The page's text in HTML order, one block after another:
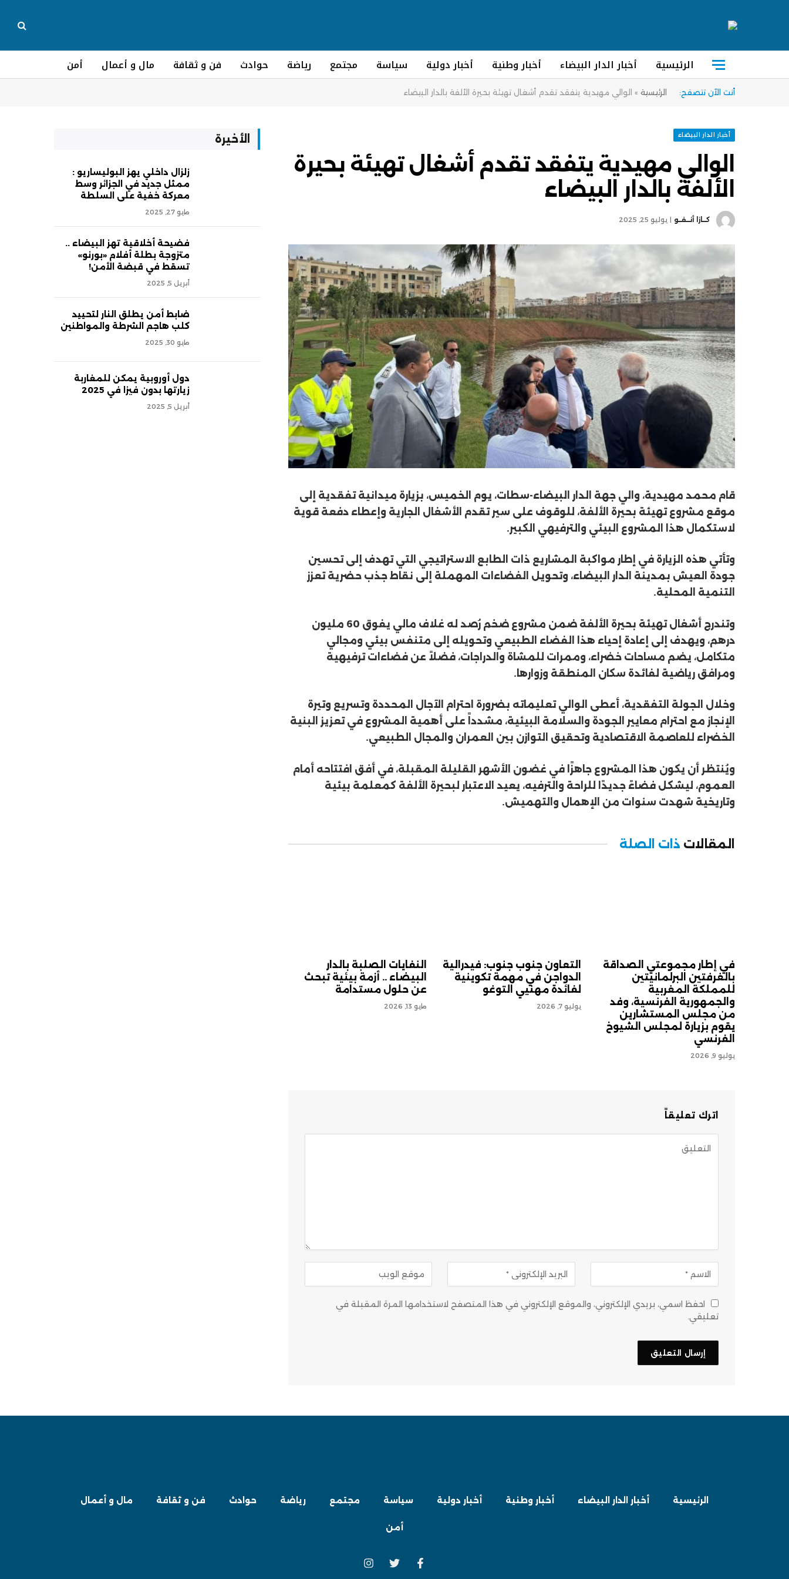
الرئيسية أخبار الدار البيضاء أخبار وطنية أخبار دولية سياسة مجتمع رياضة حوادث فن و ثقافة مال و أعمال أمن
أنت الآن تتصفح: الرئيسية » الوالي مهيدية يتفقد تقدم أشغال تهيئة بحيرة الألفة بالدار البيضاء
أخبار الدار البيضاء
الوالي مهيدية يتفقد تقدم أشغال تهيئة بحيرة
الألفة بالدار البيضاء
كــازا أنــفــو يوليو 25, 2025
قام محمد مهيدية، والي جهة الدار البيضاء-سطات، يوم الخميس، بزيارة ميدانية تفقدية إلى
موقع مشروع تهيئة بحيرة الألفة، للوقوف على سير تقدم الأشغال الجارية وإعطاء دفعة قوية
لاستكمال هذا المشروع البيئي والترفيهي الكبير.
وتأتي هذه الزيارة في إطار مواكبة المشاريع ذات الطابع الاستراتيجي التي تهدف إلى تحسين
جودة العيش بمدينة الدار البيضاء، وتحويل الفضاءات المهملة إلى نقاط جذب حضرية تعزز
التنمية المحلية.
وتندرج أشغال تهيئة بحيرة الألفة ضمن مشروع ضخم رُصد له غلاف مالي يفوق 60 مليون
درهم، ويهدف إلى إعادة إحياء هذا الفضاء الطبيعي وتحويله إلى متنفس بيئي ومجالي
متكامل، يضم مساحات خضراء، وممرات للمشاة والدراجات، فضلاً عن فضاءات ترفيهية
ومرافق رياضية لفائدة سكان المنطقة وزوارها.
وخلال الجولة التفقدية، أعطى الوالي تعليماته بضرورة احترام الآجال المحددة وتسريع وتيرة
الإنجاز مع احترام معايير الجودة والسلامة البيئية، مشدداً على أهمية المشروع في تعزيز البنية
الخضراء للعاصمة الاقتصادية وتحقيق التوازن بين العمران والمجال الطبيعي.
ويُنتظر أن يكون هذا المشروع جاهزًا في غضون الأشهر القليلة المقبلة، في أفق افتتاحه أمام
العموم، ليشكل فضاءً جديدًا للراحة والترفيه، يعيد الاعتبار لبحيرة الألفة كمعلمة بيئية
وتاريخية شهدت سنوات من الإهمال والتهميش.
المقالات ذات الصلة
في إطار مجموعتي الصداقة
بالغرفتين البرلمانيتين
للمملكة المغربية
والجمهورية الفرنسية، وفد
من مجلس المستشارين
يقوم بزيارة لمجلس الشيوخ
الفرنسي
يوليو 9, 2026
التعاون جنوب جنوب: فيدرالية
الدواجن في مهمة تكوينية
لفائدة مهنيي التوغو
يوليو 7, 2026
النفايات الصلبة بالدار
البيضاء .. أزمة بيئية تبحث
عن حلول مستدامة
مايو 13, 2026
اترك تعليقاً
احفظ اسمي، بريدي الإلكتروني، والموقع الإلكتروني في هذا المتصفح لاستخدامها المرة المقبلة في
تعليقي.
الأخيرة
زلزال داخلي يهز البوليساريو :
ممثل جديد في الجزائر وسط
معركة خفية على السلطة
مايو 27, 2025
فضيحة أخلاقية تهز البيضاء ..
متزوجة بطلة أفلام «بورنو»
تسقط في قبضة الأمن!
أبريل 5, 2025
ضابط أمن يطلق النار لتحييد
كلب هاجم الشرطة والمواطنين
مايو 30, 2025
دول أوروبية يمكن للمغاربة
زيارتها بدون فيزا في 2025
أبريل 5, 2025
الرئيسية أخبار الدار البيضاء أخبار وطنية أخبار دولية سياسة مجتمع رياضة حوادث فن و ثقافة مال و أعمال
أمن